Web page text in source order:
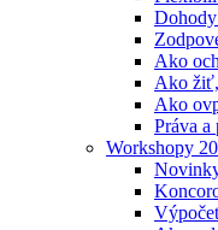
Ako
Ako
Ako
Práva
Workshopy